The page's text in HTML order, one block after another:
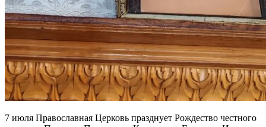
7 июля Православная Церковь празднует Рождество честного